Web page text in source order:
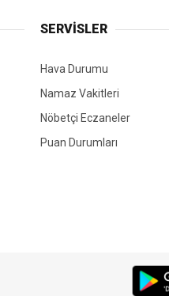
SERVİSLER
Hava Durumu
Namaz Vakitleri
Nöbetçi Eczaneler
Puan Durumları